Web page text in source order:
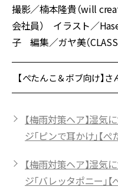
撮影／楠本隆貴（will
会社員） イラスト／
子 編集／ガヤ美（
【ぺたんこ＆ボブ向け】
【梅雨対策ヘア】湿気
ジ「ピンで耳かけ」【
【梅雨対策ヘア】湿気
ジ「バレッタポニー」